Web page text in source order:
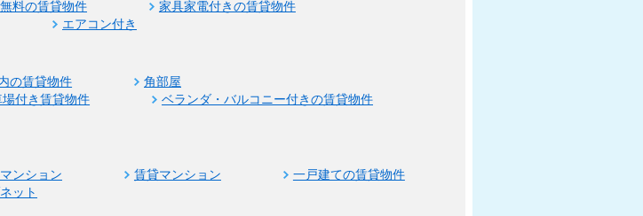
料の賃貸物件
家具家電付きの賃貸物件
エアコン付き
の賃貸物件
角部屋
場付き賃貸物件
ベランダ・バルコニー付きの賃貸物件
ンション 賃貸マンション
一戸建ての賃貸物件
ット